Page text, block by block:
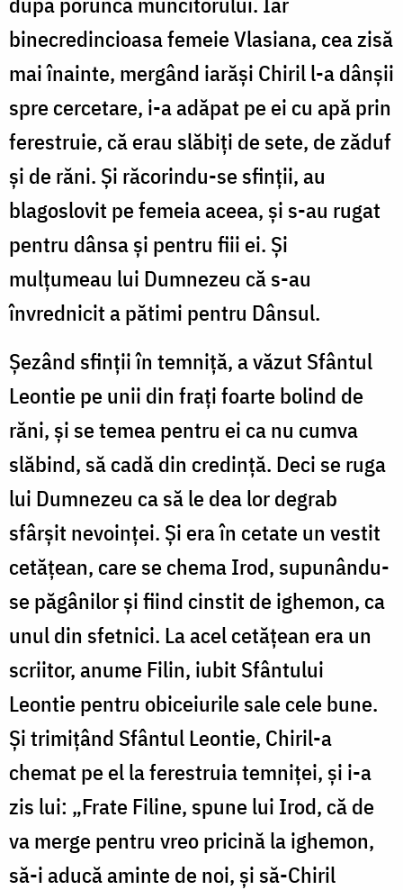
binecredincioasa femeie Vlasiana, cea zisă
mai înainte, mergând iarăși Chiril l-a dânșii
spre cercetare, i-a adăpat pe ei cu apă prin
ferestruie, că erau slăbiți de sete, de zăduf
și de răni. Și răcorindu-se sfinții, au
blagoslovit pe femeia aceea, și s-au rugat
pentru dânsa și pentru fiii ei. Și
mulțumeau lui Dumnezeu că s-au
învrednicit a pătimi pentru Dânsul.
Șezând sfinții în temniță, a văzut Sfântul
Leontie pe unii din frați foarte bolind de
răni, și se temea pentru ei ca nu cumva
slăbind, să cadă din credință. Deci se ruga
lui Dumnezeu ca să le dea lor degrab
sfârșit nevoinței. Și era în cetate un vestit
cetățean, care se chema Irod, supunându-
se păgânilor și fiind cinstit de ighemon, ca
unul din sfetnici. La acel cetățean era un
scriitor, anume Filin, iubit Sfântului
Leontie pentru obiceiurile sale cele bune.
Și trimițând Sfântul Leontie, Chiril-a
chemat pe el la ferestruia temniței, și i-a
zis lui: „Frate Filine, spune lui Irod, că de
va merge pentru vreo pricină la ighemon,
să-i aducă aminte de noi, și să-Chiril